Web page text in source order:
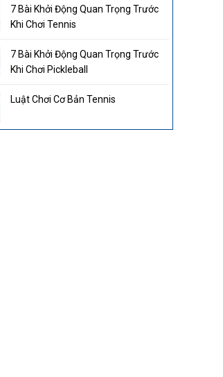
7 Bài Khởi Động Quan Trọng Trước
Khi Chơi Tennis
7 Bài Khởi Động Quan Trọng Trước
Khi Chơi Pickleball
Luật Chơi Cơ Bản Tennis